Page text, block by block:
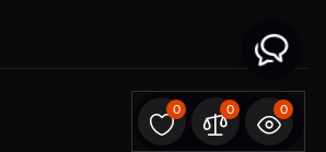
0 0 0